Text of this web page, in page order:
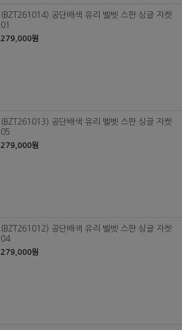
(BZT261014) 공단배색 유리 벨벳 스판 싱글 자켓
01
279,000원
(BZT261013) 공단배색 유리 벨벳 스판 싱글 자켓
05
279,000원
(BZT261012) 공단배색 유리 벨벳 스판 싱글 자켓
04
279,000원